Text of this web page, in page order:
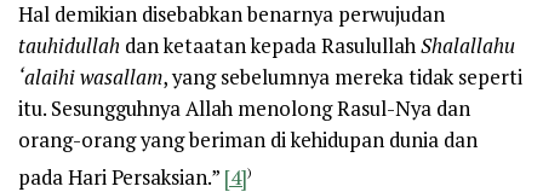
Hal demikian disebabkan benarnya perwujudan
tauhidullah dan ketaatan kepada RasulullahShalallahu
‘alaihi wasallam, yang sebelumnya mereka tidak seperti
itu. Sesungguhnya Allah menolong Rasul-Nya dan
orang-orang yang beriman di kehidupan dunia dan
pada Hari Persaksian.” [4])